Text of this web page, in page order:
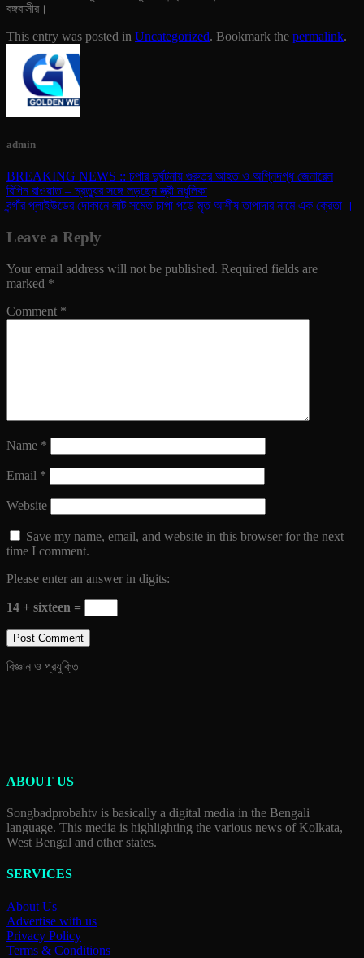
বঙ্গবাসীর।
This entry was posted in Uncategorized. Bookmark the permalink.
admin
BREAKING NEWS :: চপার দুর্ঘটনায় গুরুতর আহত ও অগ্নিদগ্ধ জেনারেল
বিপিন রাওয়াত – ম্রত্যুর সঙ্গে লড়ছেন স্ত্রী মধুলিকা
বন্গাঁর প্লাইউডের দোকানে লাট সমেত চাপা পড়ে মৃত আশীষ তাপাদার নামে এক ক্রেতা ।
Leave a Reply
Your email address will not be published. Required fields are
marked *
Comment *
Name *
Email *
Website
Save my name, email, and website in this browser for the next
time I comment.
Please enter an answer in digits:
14 + sixteen =
বিজ্ঞান ও প্রযুক্তি
ABOUT US
Songbadprobahtv is basically a digital media in the Bengali
language. This media is highlighting the various news of Kolkata,
West Bengal and other states.
SERVICES
About Us
Advertise with us
Privacy Policy
Terms & Conditions